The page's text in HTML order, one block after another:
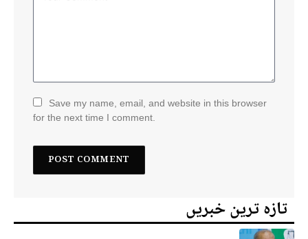
Save my name, email, and website in this browser
for the next time I comment.
تازہ ترین خبریں